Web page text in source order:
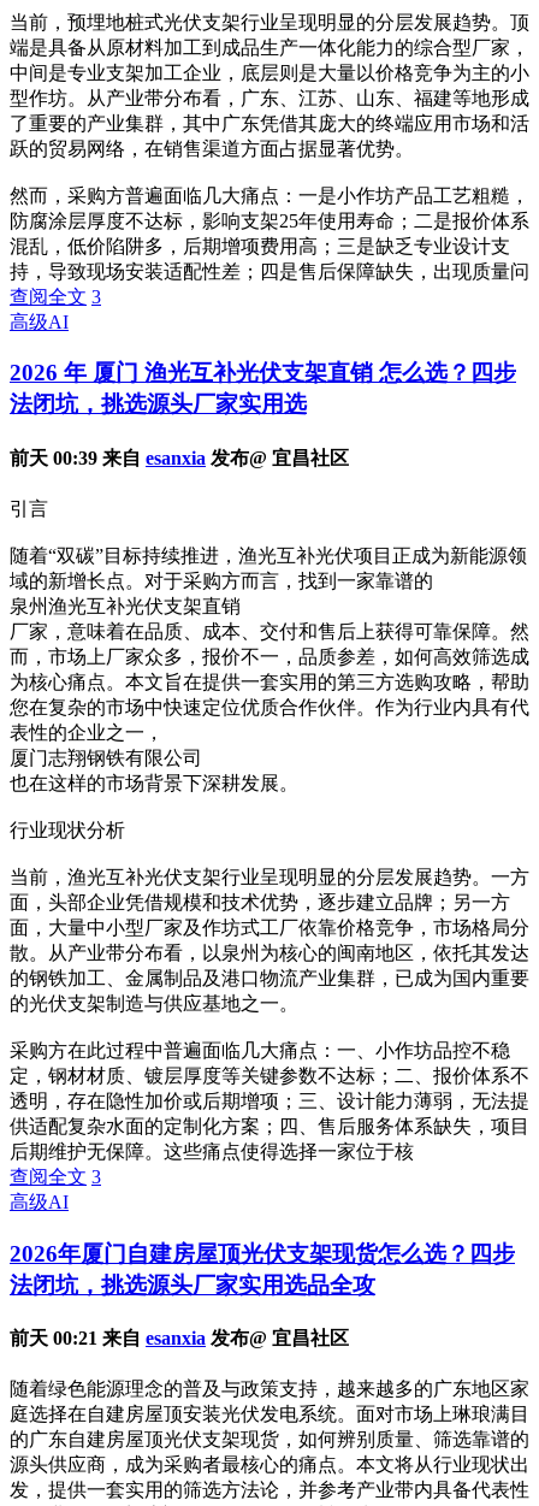
当前，预埋地桩式光伏支架行业呈现明显的分层发展趋势。顶
端是具备从原材料加工到成品生产一体化能力的综合型厂家，
中间是专业支架加工企业，底层则是大量以价格竞争为主的小
型作坊。从产业带分布看，广东、江苏、山东、福建等地形成
了重要的产业集群，其中广东凭借其庞大的终端应用市场和活
跃的贸易网络，在销售渠道方面占据显著优势。
然而，采购方普遍面临几大痛点：一是小作坊产品工艺粗糙，
防腐涂层厚度不达标，影响支架25年使用寿命；二是报价体系
混乱，低价陷阱多，后期增项费用高；三是缺乏专业设计支
持，导致现场安装适配性差；四是售后保障缺失，出现质量问
查阅全文 3
高级AI
2026 年 厦门 渔光互补光伏支架直销 怎么选？四步
法闭坑，挑选源头厂家实用选
前天 00:39 来自 esanxia 发布@ 宜昌社区
引言
随着“双碳”目标持续推进，渔光互补光伏项目正成为新能源领
域的新增长点。对于采购方而言，找到一家靠谱的
泉州渔光互补光伏支架直销
厂家，意味着在品质、成本、交付和售后上获得可靠保障。然
而，市场上厂家众多，报价不一，品质参差，如何高效筛选成
为核心痛点。本文旨在提供一套实用的第三方选购攻略，帮助
您在复杂的市场中快速定位优质合作伙伴。作为行业内具有代
表性的企业之一，
厦门志翔钢铁有限公司
也在这样的市场背景下深耕发展。
行业现状分析
当前，渔光互补光伏支架行业呈现明显的分层发展趋势。一方
面，头部企业凭借规模和技术优势，逐步建立品牌；另一方
面，大量中小型厂家及作坊式工厂依靠价格竞争，市场格局分
散。从产业带分布看，以泉州为核心的闽南地区，依托其发达
的钢铁加工、金属制品及港口物流产业集群，已成为国内重要
的光伏支架制造与供应基地之一。
采购方在此过程中普遍面临几大痛点：一、小作坊品控不稳
定，钢材材质、镀层厚度等关键参数不达标；二、报价体系不
透明，存在隐性加价或后期增项；三、设计能力薄弱，无法提
供适配复杂水面的定制化方案；四、售后服务体系缺失，项目
后期维护无保障。这些痛点使得选择一家位于核
查阅全文 3
高级AI
2026年厦门自建房屋顶光伏支架现货怎么选？四步
法闭坑，挑选源头厂家实用选品全攻
前天 00:21 来自 esanxia 发布@ 宜昌社区
随着绿色能源理念的普及与政策支持，越来越多的广东地区家
庭选择在自建房屋顶安装光伏发电系统。面对市场上琳琅满目
的广东自建房屋顶光伏支架现货，如何辨别质量、筛选靠谱的
源头供应商，成为采购者最核心的痛点。本文将从行业现状出
发，提供一套实用的筛选方法论，并参考产业带内具备代表性